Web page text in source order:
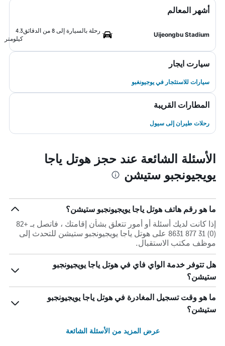
أشهر المعالم
Uijeongbu Stadium
رحلة بالسيارة إلى 8 من الدقائق
4.3
كيلومتر
سيارت ايجار
سيارات للاستئجار في يوجيونغبو
المطارات القريبة
رحلات طيران إلى سيول
الأسئلة الشائعة عند حجز هوتل ياجا
يويجيونجبو ستيشن
ما هو رقم هاتف هوتل ياجا يويجيونجبو ستيشن؟
إذا كانت لديك أسئلة أو أمور تتعلق بشأن إقامتك ، فاتصل بـ +82
(0) 31 877 8631 على هوتل ياجا يويجيونجبو ستيشن للتحدث إلى
موظف مكتب الاستقبال.
هل تتوفر خدمة الواي فاي في هوتل ياجا يويجيونجبو
ستيشن؟
ما هو وقت تسجيل المغادرة في هوتل ياجا يويجيونجبو
ستيشن؟
عرض المزيد من الأسئلة الشائعة